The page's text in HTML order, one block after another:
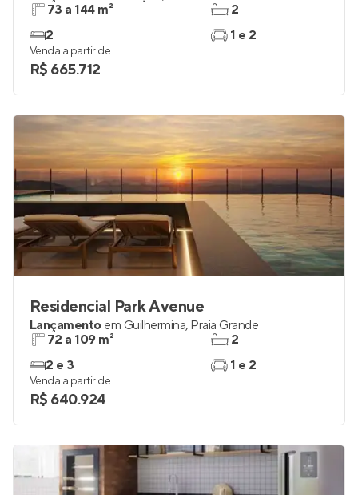
73 a 144 m²
2
2
1 e 2
Venda a partir de
R$ 665.712
Residencial Park Avenue
Lançamento em Guilhermina, Praia Grande
72 a 109 m²
2 e 3
2
1 e 2
Venda a partir de
R$ 640.924